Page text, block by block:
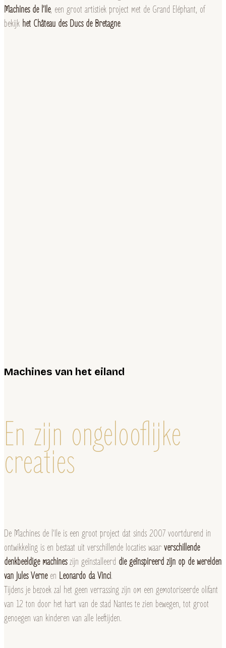
Machines de l’Ile, een groot artistiek project met de Grand Eléphant, of
bekijk het Château des Ducs de Bretagne.
Machines van het eiland
En zijn ongelooflijke
creaties
De Machines de l’Ile is een groot project dat sinds 2007 voortdurend in
ontwikkeling is en bestaat uit verschillende locaties waar verschillende
denkbeeldige machineszijn geïnstalleerd die geïnspireerd zijn op de werelden
van Jules Verne en Leonardo da Vinci.
Tijdens je bezoek zal het geen verrassing zijn om een gemotoriseerde olifant
van 12 ton door het hart van de stad Nantes te zien bewegen, tot groot
genoegen van kinderen van alle leeftijden.